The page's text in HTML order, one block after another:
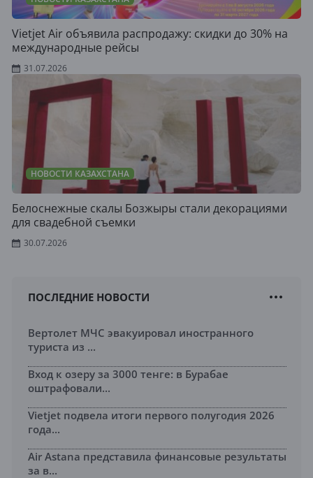
Vietjet Air объявила распродажу: скидки до 30% на
международные рейсы
31.07.2026
НОВОСТИ КАЗАХСТАНА
Белоснежные скалы Бозжыры стали декорациями
для свадебной съемки
30.07.2026
ПОСЛЕДНИЕ НОВОСТИ
Вертолет МЧС эвакуировал иностранного
туриста из ...
Вход к озеру за 3000 тенге: в Бурабае
оштрафовали...
Vietjet подвела итоги первого полугодия 2026
года...
Air Astana представила финансовые результаты
за в...